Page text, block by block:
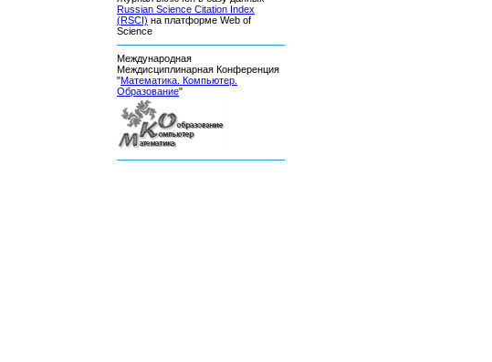
Russian Science Citation Index
(RSCI) на платформе Web of
Science
Международная
Междисциплинарная Конференция
"Математика. Компьютер.
Образование"